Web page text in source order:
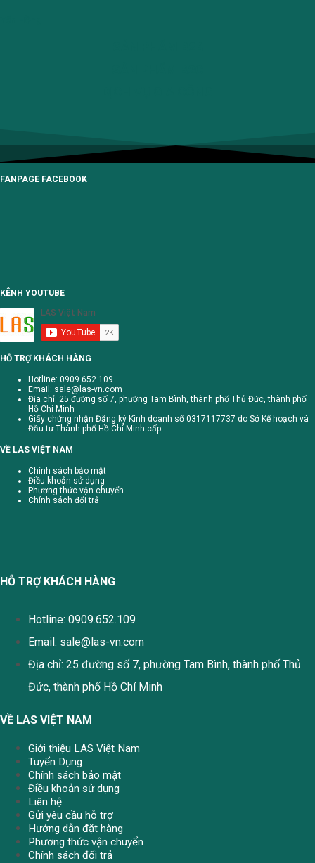
FANPAGE FACEBOOK
KÊNH YOUTUBE
HỖ TRỢ KHÁCH HÀNG
Hotline: 0909.652.109
Email: sale@las-vn.com
Địa chỉ: 25 đường số 7, phường Tam Bình, thành phố Thủ Đức, thành phố
Hồ Chí Minh
Giấy chứng nhận Đăng ký Kinh doanh số 0317117737 do Sở Kế hoạch và
Đầu tư Thành phố Hồ Chí Minh cấp.
VỀ LAS VIỆT NAM
Chính sách bảo mật
Điều khoản sử dụng
Phương thức vận chuyển
Chính sách đổi trả
HỖ TRỢ KHÁCH HÀNG
Hotline: 0909.652.109
Email: sale@las-vn.com
Địa chỉ: 25 đường số 7, phường Tam Bình, thành phố Thủ
Đức, thành phố Hồ Chí Minh
VỀ LAS VIỆT NAM
Giới thiệu LAS Việt Nam
Tuyển Dụng
Chính sách bảo mật
Điều khoản sử dụng
Liên hệ
Gửi yêu cầu hỗ trợ
Hướng dẫn đặt hàng
Phương thức vận chuyển
Chính sách đổi trả